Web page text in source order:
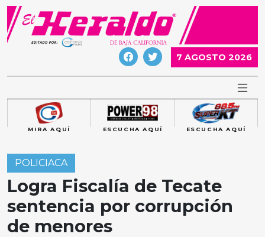
Skip
content
7 AGOSTO 2026
MIRA AQUÍ ESCUCHA AQUÍ ESCUCHA AQUÍ
POLICIACA
Logra Fiscalía de Tecate
sentencia por corrupción
de menores